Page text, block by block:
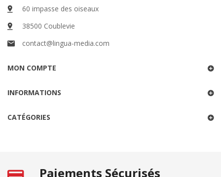
60 impasse des oiseaux
38500 Coublevie
contact@lingua-media.com
MON COMPTE
INFORMATIONS
CATÉGORIES
Paiements Sécurisés